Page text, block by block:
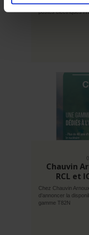
solution dédiée à la
postes électriques
Chauvin
RCL et
Chez Chauvin
d’annoncer la
gamme T82N